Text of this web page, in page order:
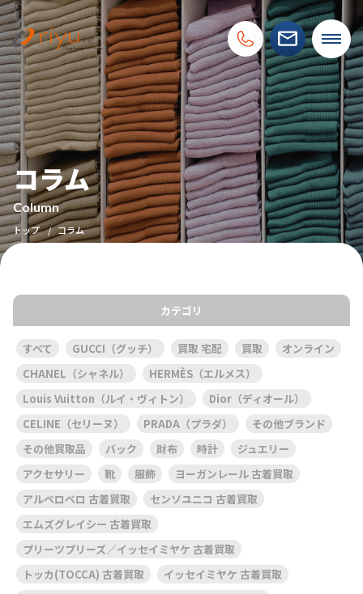
コラム
Column
トップ コラム
カテゴリ
すべて GUCCI（グッチ） 買取 宅配 買取
オンライン
CHANEL（シャネル）
HERMÈS（エルメス）
Louis Vuitton（ルイ・ヴィトン）
Dior（ディオール）
CELINE（セリーヌ）
PRADA（プラダ）
その他ブランド
その他買取品
バック 財布 時計
ジュエリー
アクセサリー
靴 服飾
ヨーガンレール 古着買取
アルベロベロ 古着買取
センソユニコ 古着買取
エムズグレイシー 古着買取
プリーツプリーズ／イッセイミヤケ 古着買取
トッカ(TOCCA) 古着買取
イッセイミヤケ 古着買取